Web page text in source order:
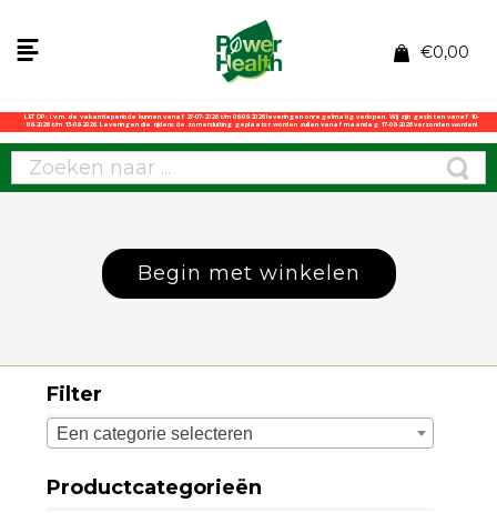
€0,00
LET OP: i.v.m. de vakantieperiode kunnen vanaf 27-07-2026 t/m 06-08-2026 leveringen onregelmatig verlopen. Wij zijn gesloten vanaf 10-
08-2026 t/m 13-08-2026. Leveringen die tijdens de zomersluiting geplaatst worden zullen vanaf maandag 17-08-2026 verzonden worden!
Begin met winkelen
Filter
Een categorie selecteren
Productcategorieën